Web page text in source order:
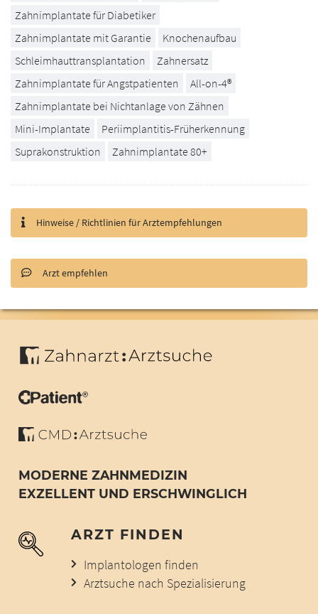
Zahnimplantate für Diabetiker
Zahnimplantate mit Garantie
Knochenaufbau
Schleimhauttransplantation
Zahnersatz
Zahnimplantate für Angstpatienten
All-on-4®
Zahnimplantate bei Nichtanlage von Zähnen
Mini-Implantate
Periimplantitis-Früherkennung
Suprakonstruktion
Zahnimplantate 80+
Hinweise / Richtlinien für Arztempfehlungen
Arzt empfehlen
MODERNE ZAHNMEDIZIN
EXZELLENT UND ERSCHWINGLICH
ARZT FINDEN
Implantologen finden
Arztsuche nach Spezialisierung